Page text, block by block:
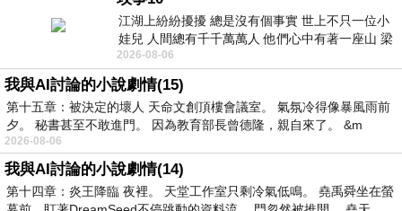
江湖上紛紛擾擾 總是沒有個事實 世上不只一位小
娃兒 人間總有千千萬萬人 他們心中有著一座山 梁
山佛山泰華衡恆嵩 一山之高
2026-08-06
我與AI討論的小說劇情(15)
第十五章：被決定的壞人 天命文創頂樓會議室。 氣氛冷得像暴風雨前
夕。 秘書甚至不敢進門。 因為教育部長曾德隆，親自來了。 &m
2026-08-06
我與AI討論的小說劇情(14)
第十四章：炎王降臨 夜裡。 天堂工作室只剩冷氣低鳴。 堯禹舜坐在螢